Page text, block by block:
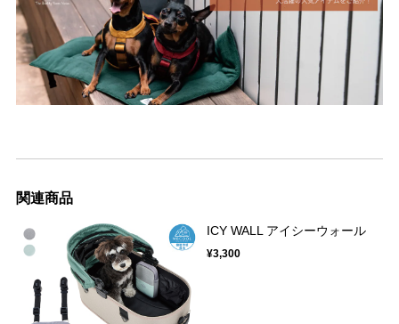
関連商品
ICY WALL アイシーウォール
¥3,300